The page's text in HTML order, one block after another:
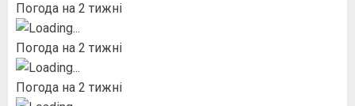
Погода на 2 тижні
Погода на 2 тижні
Погода на 2 тижні